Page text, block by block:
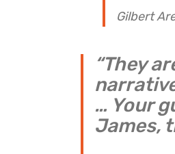
Gilbert
“They
… Your
James,